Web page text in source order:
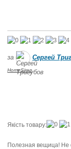
за Сергей
HomeSiren
Якість товару:
Полезная вещица! Не